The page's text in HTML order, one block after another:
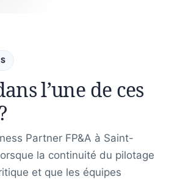
l’une de ces
Partner FP&A à Saint-
la continuité du pilotage
et que les équipes